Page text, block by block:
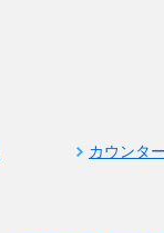
カウンタ